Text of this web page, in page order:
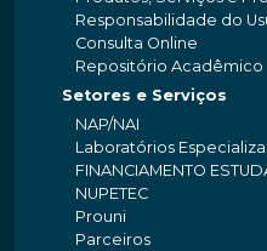
Responsabilidade do
Consulta Online
Repositório Acadêmico
Setores e Serviços
NAP/NAI
Laboratórios
FINANCIAMENTO
NUPETEC
Prouni
Parceiros